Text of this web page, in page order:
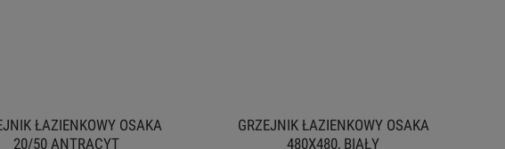
ŁAZIENKOWY OSAKA
20/50 ANTRACYT
GRZEJNIK ŁAZIENKOWY OSAKA
480X480, BIAŁY